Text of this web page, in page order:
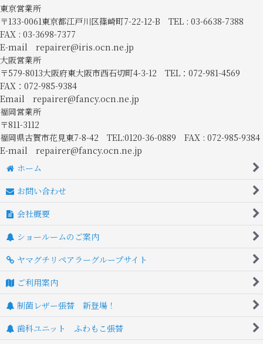
東京営業所
〒133-0061東京都江戸川区篠崎町7-22-12-B TEL : 03-6638-7388
FAX : 03-3698-7377
E-mail repairer@iris.ocn.ne.jp
大阪営業所
〒579-8013大阪府東大阪市西石切町4-3-12 TEL：072-981-4569
FAX：072-985-9384
Email repairer@fancy.ocn.ne.jp
福岡営業所
〒811-3112
福岡県古賀市花見東7-8-42 TEL:0120-36-0889 FAX : 072-985-9384
E-mail repairer@fancy.ocn.ne.jp
ホーム
お問い合わせ
会社概要
ショールームのご案内
ヤマグチリペアラーグループサイト
ご利用案内
制菌レザー張替 新登場！
歯科ユニット ふわもこ張替